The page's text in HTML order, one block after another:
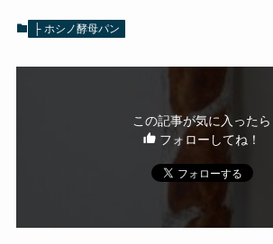
├ ホシノ酵母パン
この記事が気に入ったら
フォローしてね！